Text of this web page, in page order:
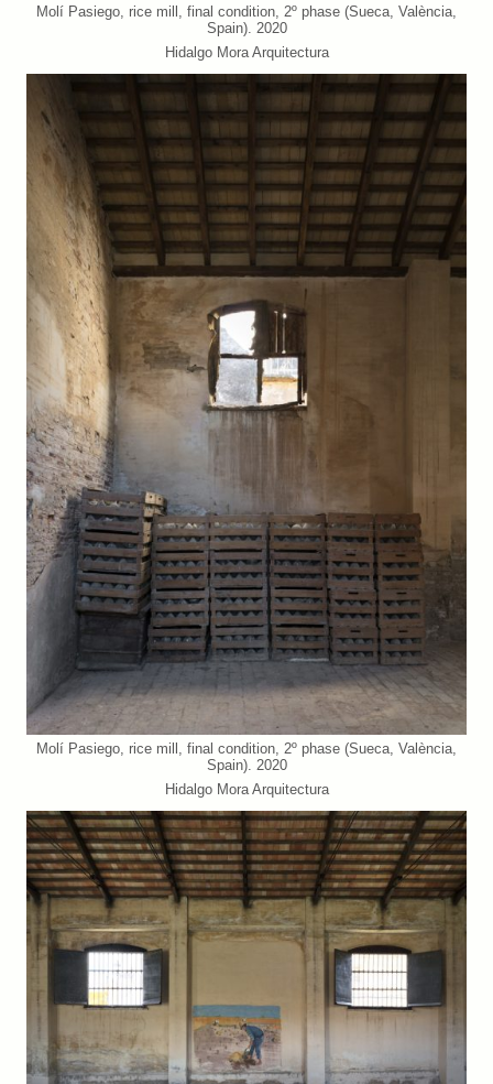
Molí Pasiego, rice mill, final condition, 2º phase (Sueca, València,
Spain). 2020
Hidalgo Mora Arquitectura
Molí Pasiego, rice mill, final condition, 2º phase (Sueca, València,
Spain). 2020
Hidalgo Mora Arquitectura